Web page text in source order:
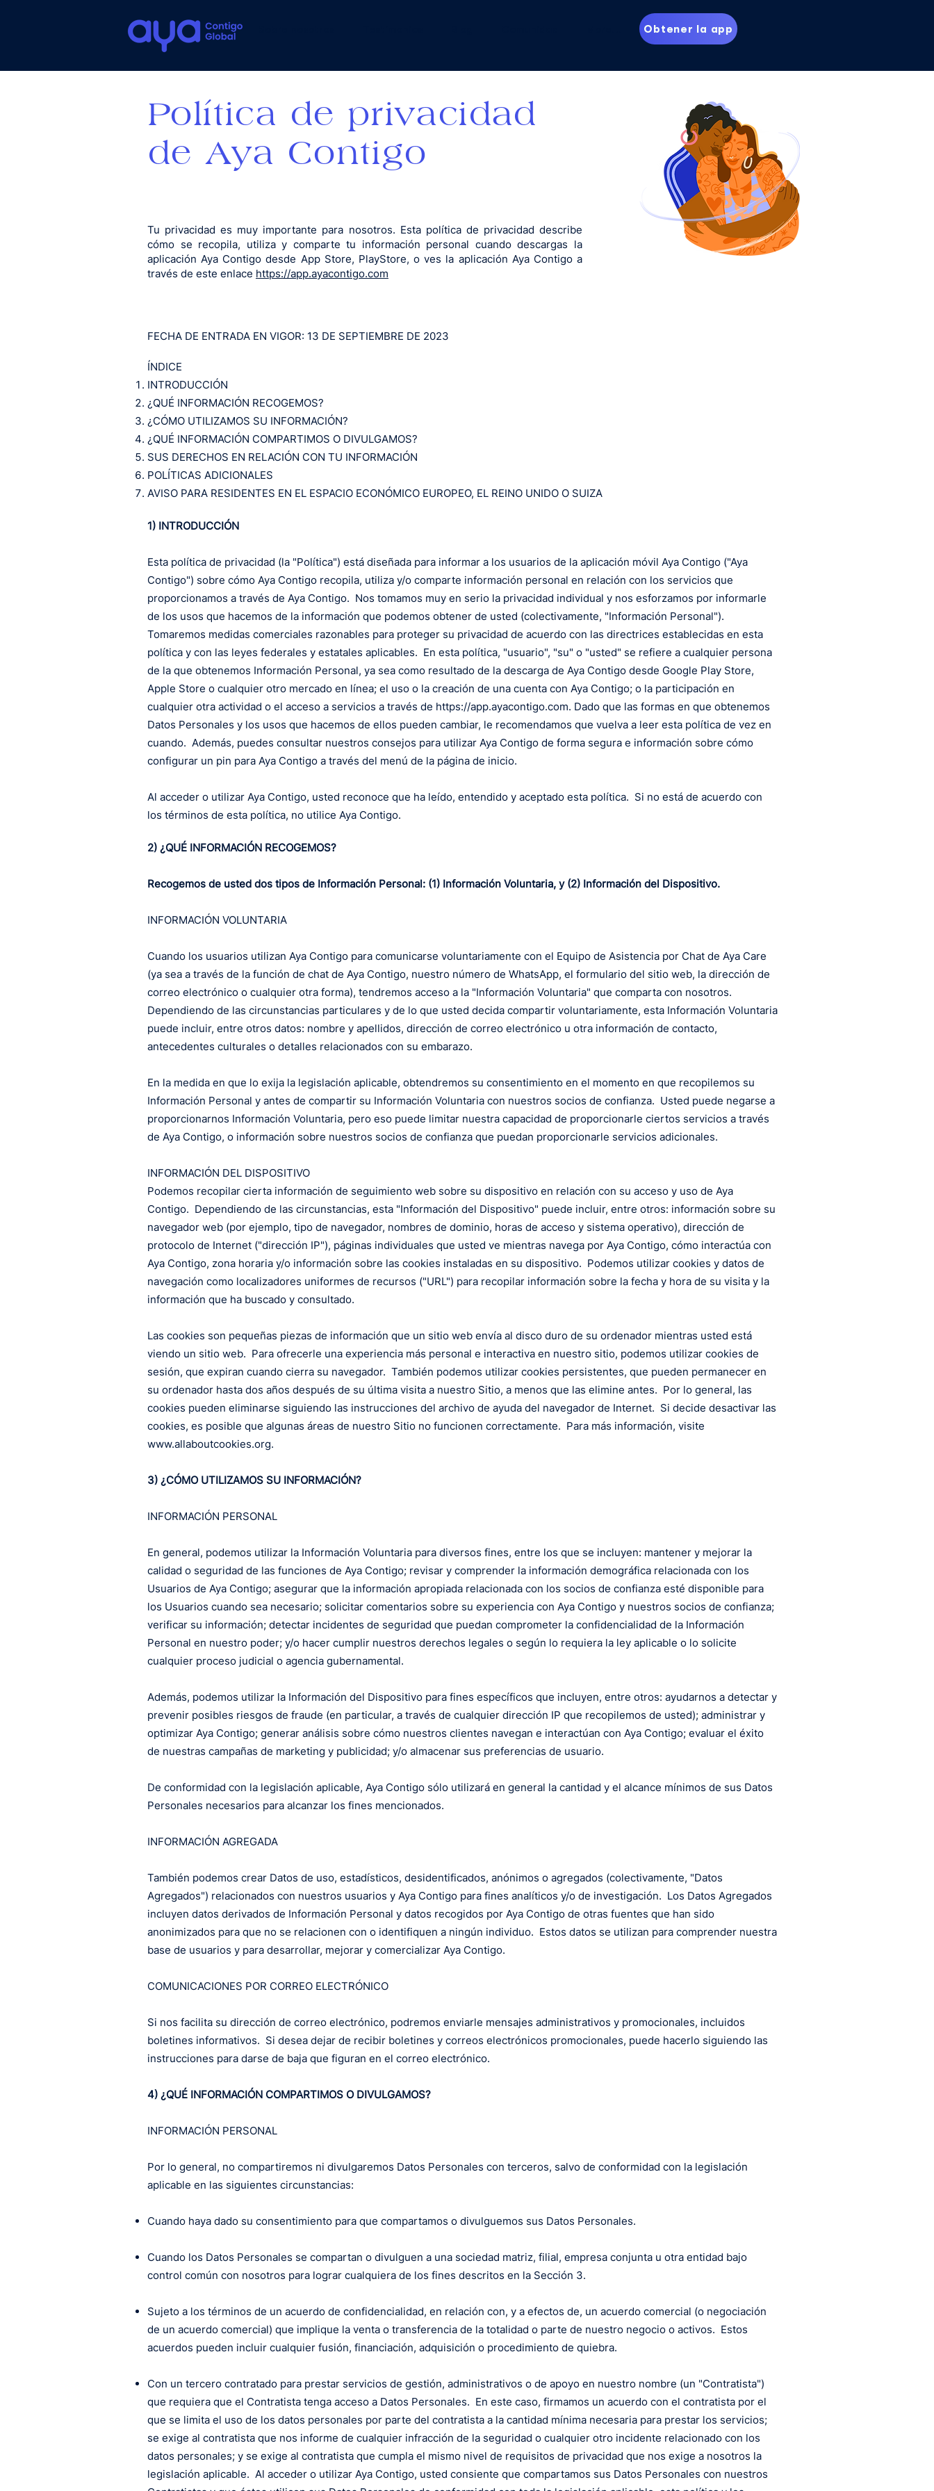
Obtener la app
Política de privacidad
de Aya Contigo
Tu privacidad es muy importante para nosotros. Esta política de privacidad describe
cómo se recopila, utiliza y comparte tu información personal cuando descargas la
aplicación Aya Contigo desde App Store, PlayStore, o ves la aplicación Aya Contigo a
través de este enlace https://app.ayacontigo.com
FECHA DE ENTRADA EN VIGOR: 13 DE SEPTIEMBRE DE 2023
ÍNDICE
INTRODUCCIÓN
¿QUÉ INFORMACIÓN RECOGEMOS?
¿CÓMO UTILIZAMOS SU INFORMACIÓN?
¿QUÉ INFORMACIÓN COMPARTIMOS O DIVULGAMOS?
SUS DERECHOS EN RELACIÓN CON TU INFORMACIÓN
POLÍTICAS ADICIONALES
AVISO PARA RESIDENTES EN EL ESPACIO ECONÓMICO EUROPEO, EL REINO UNIDO O SUIZA
1) INTRODUCCIÓN
Esta política de privacidad (la "Política") está diseñada para informar a los usuarios de la aplicación móvil Aya Contigo ("Aya
Contigo") sobre cómo Aya Contigo recopila, utiliza y/o comparte información personal en relación con los servicios que
proporcionamos a través de Aya Contigo. Nos tomamos muy en serio la privacidad individual y nos esforzamos por informarle
de los usos que hacemos de la información que podemos obtener de usted (colectivamente, "Información Personal").
Tomaremos medidas comerciales razonables para proteger su privacidad de acuerdo con las directrices establecidas en esta
política y con las leyes federales y estatales aplicables. En esta política, "usuario", "su" o "usted" se refiere a cualquier persona
de la que obtenemos Información Personal, ya sea como resultado de la descarga de Aya Contigo desde Google Play Store,
Apple Store o cualquier otro mercado en línea; el uso o la creación de una cuenta con Aya Contigo; o la participación en
cualquier otra actividad o el acceso a servicios a través de https://app.ayacontigo.com. Dado que las formas en que obtenemos
Datos Personales y los usos que hacemos de ellos pueden cambiar, le recomendamos que vuelva a leer esta política de vez en
cuando. Además, puedes consultar nuestros consejos para utilizar Aya Contigo de forma segura e información sobre cómo
configurar un pin para Aya Contigo a través del menú de la página de inicio.
Al acceder o utilizar Aya Contigo, usted reconoce que ha leído, entendido y aceptado esta política. Si no está de acuerdo con
los términos de esta política, no utilice Aya Contigo.
2) ¿QUÉ INFORMACIÓN RECOGEMOS?
Recogemos de usted dos tipos de Información Personal: (1) Información Voluntaria, y (2) Información del Dispositivo.
INFORMACIÓN VOLUNTARIA
Cuando los usuarios utilizan Aya Contigo para comunicarse voluntariamente con el Equipo de Asistencia por Chat de Aya Care
(ya sea a través de la función de chat de Aya Contigo, nuestro número de WhatsApp, el formulario del sitio web, la dirección de
correo electrónico o cualquier otra forma), tendremos acceso a la "Información Voluntaria" que comparta con nosotros.
Dependiendo de las circunstancias particulares y de lo que usted decida compartir voluntariamente, esta Información Voluntaria
puede incluir, entre otros datos: nombre y apellidos, dirección de correo electrónico u otra información de contacto,
antecedentes culturales o detalles relacionados con su embarazo.
En la medida en que lo exija la legislación aplicable, obtendremos su consentimiento en el momento en que recopilemos su
Información Personal y antes de compartir su Información Voluntaria con nuestros socios de confianza. Usted puede negarse a
proporcionarnos Información Voluntaria, pero eso puede limitar nuestra capacidad de proporcionarle ciertos servicios a través
de Aya Contigo, o información sobre nuestros socios de confianza que puedan proporcionarle servicios adicionales.
INFORMACIÓN DEL DISPOSITIVO
Podemos recopilar cierta información de seguimiento web sobre su dispositivo en relación con su acceso y uso de Aya
Contigo. Dependiendo de las circunstancias, esta "Información del Dispositivo" puede incluir, entre otros: información sobre su
navegador web (por ejemplo, tipo de navegador, nombres de dominio, horas de acceso y sistema operativo), dirección de
protocolo de Internet ("dirección IP"), páginas individuales que usted ve mientras navega por Aya Contigo, cómo interactúa con
Aya Contigo, zona horaria y/o información sobre las cookies instaladas en su dispositivo. Podemos utilizar cookies y datos de
navegación como localizadores uniformes de recursos ("URL") para recopilar información sobre la fecha y hora de su visita y la
información que ha buscado y consultado.
Las cookies son pequeñas piezas de información que un sitio web envía al disco duro de su ordenador mientras usted está
viendo un sitio web. Para ofrecerle una experiencia más personal e interactiva en nuestro sitio, podemos utilizar cookies de
sesión, que expiran cuando cierra su navegador. También podemos utilizar cookies persistentes, que pueden permanecer en
su ordenador hasta dos años después de su última visita a nuestro Sitio, a menos que las elimine antes. Por lo general, las
cookies pueden eliminarse siguiendo las instrucciones del archivo de ayuda del navegador de Internet. Si decide desactivar las
cookies, es posible que algunas áreas de nuestro Sitio no funcionen correctamente. Para más información, visite
www.allaboutcookies.org.
3) ¿CÓMO UTILIZAMOS SU INFORMACIÓN?
INFORMACIÓN PERSONAL
En general, podemos utilizar la Información Voluntaria para diversos fines, entre los que se incluyen: mantener y mejorar la
calidad o seguridad de las funciones de Aya Contigo; revisar y comprender la información demográfica relacionada con los
Usuarios de Aya Contigo; asegurar que la información apropiada relacionada con los socios de confianza esté disponible para
los Usuarios cuando sea necesario; solicitar comentarios sobre su experiencia con Aya Contigo y nuestros socios de confianza;
verificar su información; detectar incidentes de seguridad que puedan comprometer la confidencialidad de la Información
Personal en nuestro poder; y/o hacer cumplir nuestros derechos legales o según lo requiera la ley aplicable o lo solicite
cualquier proceso judicial o agencia gubernamental.
Además, podemos utilizar la Información del Dispositivo para fines específicos que incluyen, entre otros: ayudarnos a detectar y
prevenir posibles riesgos de fraude (en particular, a través de cualquier dirección IP que recopilemos de usted); administrar y
optimizar Aya Contigo; generar análisis sobre cómo nuestros clientes navegan e interactúan con Aya Contigo; evaluar el éxito
de nuestras campañas de marketing y publicidad; y/o almacenar sus preferencias de usuario.
De conformidad con la legislación aplicable, Aya Contigo sólo utilizará en general la cantidad y el alcance mínimos de sus Datos
Personales necesarios para alcanzar los fines mencionados.
INFORMACIÓN AGREGADA
También podemos crear Datos de uso, estadísticos, desidentificados, anónimos o agregados (colectivamente, "Datos
Agregados") relacionados con nuestros usuarios y Aya Contigo para fines analíticos y/o de investigación. Los Datos Agregados
incluyen datos derivados de Información Personal y datos recogidos por Aya Contigo de otras fuentes que han sido
anonimizados para que no se relacionen con o identifiquen a ningún individuo. Estos datos se utilizan para comprender nuestra
base de usuarios y para desarrollar, mejorar y comercializar Aya Contigo.
COMUNICACIONES POR CORREO ELECTRÓNICO
Si nos facilita su dirección de correo electrónico, podremos enviarle mensajes administrativos y promocionales, incluidos
boletines informativos. Si desea dejar de recibir boletines y correos electrónicos promocionales, puede hacerlo siguiendo las
instrucciones para darse de baja que figuran en el correo electrónico.
4) ¿QUÉ INFORMACIÓN COMPARTIMOS O DIVULGAMOS?
INFORMACIÓN PERSONAL
Por lo general, no compartiremos ni divulgaremos Datos Personales con terceros, salvo de conformidad con la legislación
aplicable en las siguientes circunstancias:
Cuando haya dado su consentimiento para que compartamos o divulguemos sus Datos Personales.
Cuando los Datos Personales se compartan o divulguen a una sociedad matriz, filial, empresa conjunta u otra entidad bajo
control común con nosotros para lograr cualquiera de los fines descritos en la Sección 3.
Sujeto a los términos de un acuerdo de confidencialidad, en relación con, y a efectos de, un acuerdo comercial (o negociación
de un acuerdo comercial) que implique la venta o transferencia de la totalidad o parte de nuestro negocio o activos. Estos
acuerdos pueden incluir cualquier fusión, financiación, adquisición o procedimiento de quiebra.
Con un tercero contratado para prestar servicios de gestión, administrativos o de apoyo en nuestro nombre (un "Contratista")
que requiera que el Contratista tenga acceso a Datos Personales. En este caso, firmamos un acuerdo con el contratista por el
que se limita el uso de los datos personales por parte del contratista a la cantidad mínima necesaria para prestar los servicios;
se exige al contratista que nos informe de cualquier infracción de la seguridad o cualquier otro incidente relacionado con los
datos personales; y se exige al contratista que cumpla el mismo nivel de requisitos de privacidad que nos exige a nosotros la
legislación aplicable. Al acceder o utilizar Aya Contigo, usted consiente que compartamos sus Datos Personales con nuestros